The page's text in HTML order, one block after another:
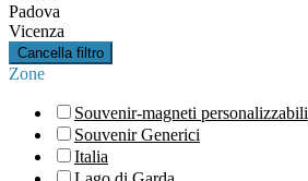
Padova
Vicenza
Cancella filtro
Zone
Souvenir-magneti personalizzabili
Souvenir Generici
Italia